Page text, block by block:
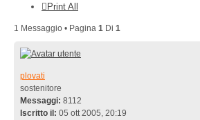
Print All
1 Messaggio • Pagina 1 Di 1
plovati
sostenitore
Messaggi: 8112
Iscritto il: 05 ott 2005, 20:19